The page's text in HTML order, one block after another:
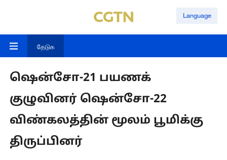
Language
தேடுக
ஷென்சோ-21 பயணக்
குழுவினர் ஷென்சோ-22
விண்கலத்தின் மூலம் பூமிக்கு
திருப்பினர்